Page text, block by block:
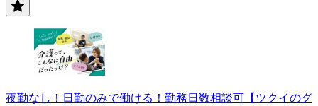
夜勤なし！日勤のみで働ける！勤務日数相談可【ツクイのグ